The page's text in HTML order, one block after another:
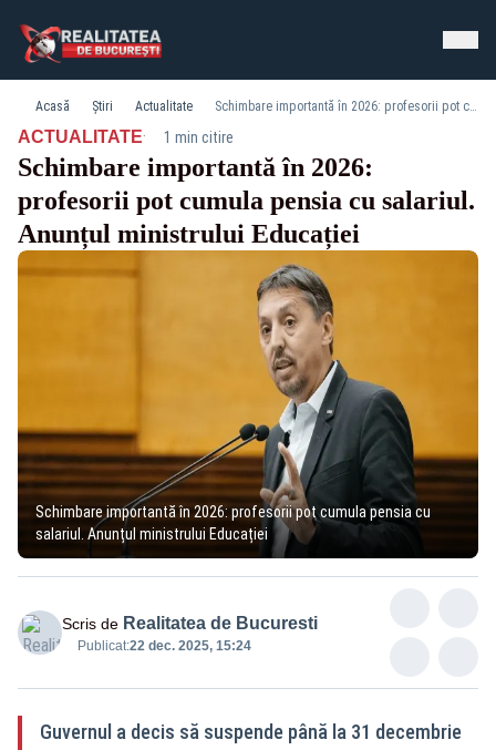
Acasă Știri Actualitate Schimbare importantă în 2026: profesorii pot cumula pensia cu salariul. Anunțul ministrului Educației
ACTUALITATE· 1 min citire
Schimbare importantă în 2026:
profesorii pot cumula pensia cu salariul.
Anunțul ministrului Educației
Schimbare importantă în 2026: profesorii pot cumula pensia cu
salariul. Anunțul ministrului Educației
Scris de Realitatea de Bucuresti
Publicat:22 dec. 2025, 15:24
Guvernul a decis să suspende până la 31 decembrie